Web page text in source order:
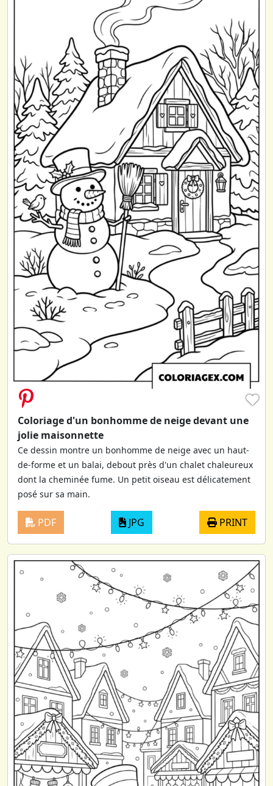
♥
Coloriage d'un bonhomme de neige devant une
jolie maisonnette
Ce dessin montre un bonhomme de neige avec un haut-
de-forme et un balai, debout près d'un chalet chaleureux
dont la cheminée fume. Un petit oiseau est délicatement
posé sur sa main.
PDF JPG PRINT